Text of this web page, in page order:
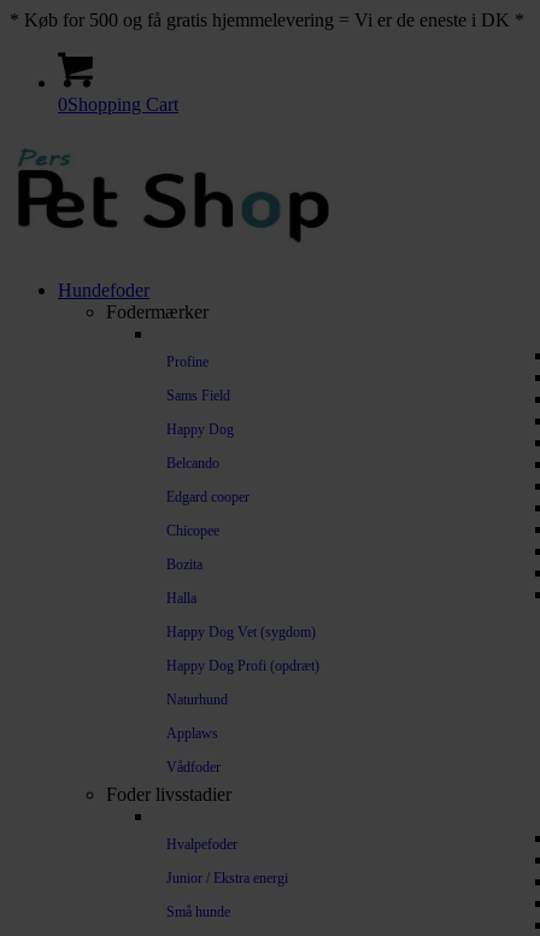
* Køb for 500 og få gratis hjemmelevering = Vi er de eneste i DK *
0Shopping Cart
Hundefoder
Fodermærker
Profine
Sams Field
Happy Dog
Belcando
Edgard cooper
Chicopee
Bozita
Halla
Happy Dog Vet (sygdom)
Happy Dog Profi (opdræt)
Naturhund
Applaws
Vådfoder
Foder livsstadier
Hvalpefoder
Junior / Ekstra energi
Små hunde